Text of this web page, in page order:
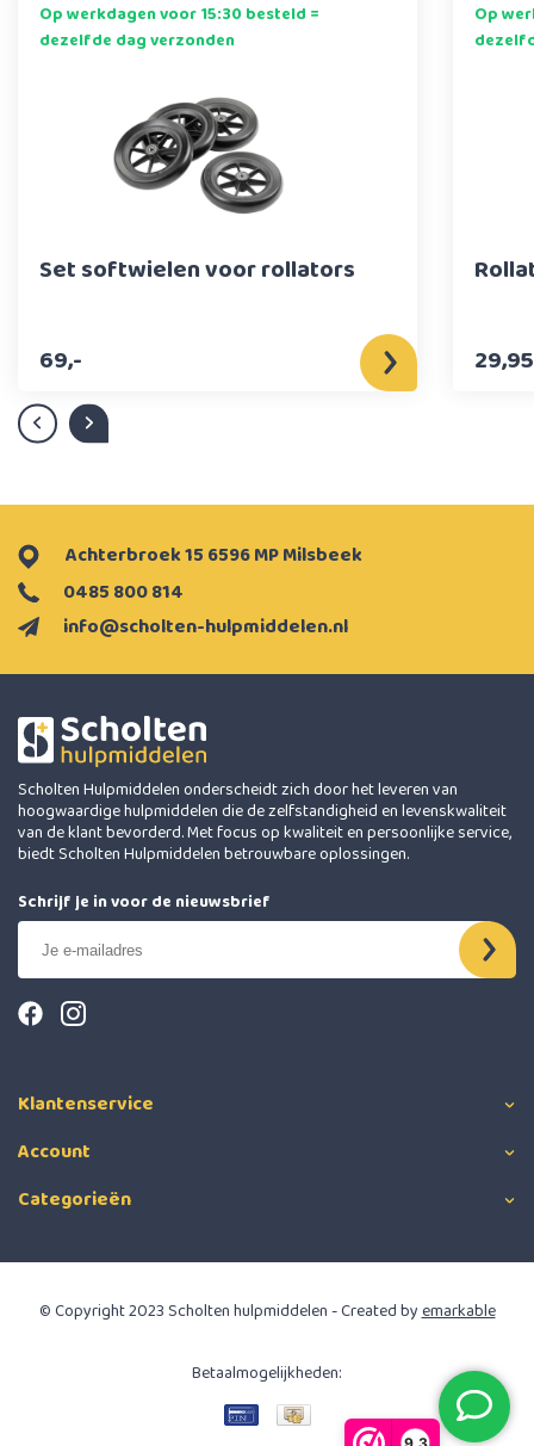
9,3
Op werkdagen voor 15:30 besteld =
dezelfde dag verzonden
Set softwielen voor rollators
69,-
Op
29,95
info@scholten-hulpmiddelen.nl
0485 800 814
Achterbroek 15 6596 MP Milsbeek
Scholten Hulpmiddelen onderscheidt zich door het leveren van
hoogwaardige hulpmiddelen die de zelfstandigheid en levenskwaliteit
van de klant bevorderd. Met focus op kwaliteit en persoonlijke service,
biedt Scholten Hulpmiddelen betrouwbare oplossingen.
Schrijf je in voor de nieuwsbrief
Klantenservice
Account
Categorieën
© Copyright 2023 Scholten hulpmiddelen - Created byemarkable
Betaalmogelijkheden: